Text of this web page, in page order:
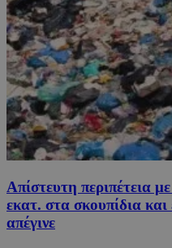
Απίστευτη περιπέτεια
εκατ. στα σκουπίδια
απέγινε